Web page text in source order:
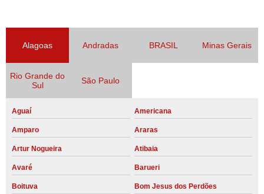
Alagoas Andradas BRASIL Minas Gerais
Rio Grande do
Sul
São Paulo
Aguaí Americana
Amparo Araras
Artur Nogueira Atibaia
Avaré Barueri
Boituva Bom Jesus dos Perdões